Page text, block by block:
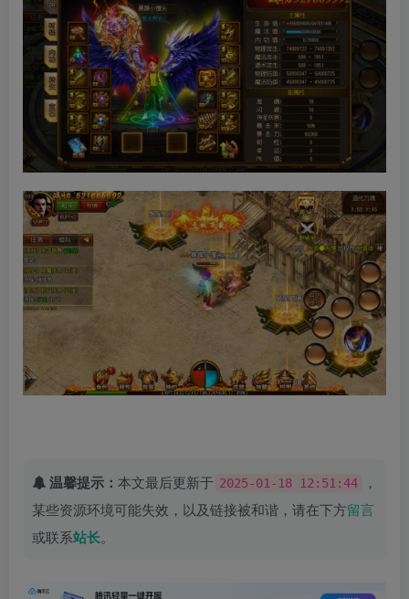
温馨提示： 本文最后更新于 2025-01-18 12:51:44
，
某些资源环境可能失效，以及链接被和谐，请在下方留言
或联系站长。